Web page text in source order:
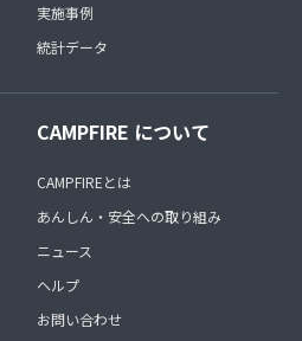
実施事例
統計データ
CAMPFIRE について
CAMPFIREとは
あんしん・安全への取り組み
ニュース
ヘルプ
お問い合わせ